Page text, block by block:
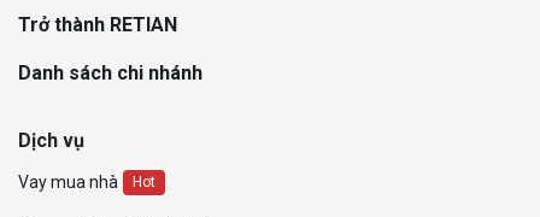
Trở thành RETIAN
Danh sách chi nhánh
Dịch vụ
Vay mua nhà Hot